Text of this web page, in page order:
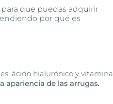
que puedas adquirir
por qué es
ácido hialurónico y vitamina
apariencia de las arrugas.